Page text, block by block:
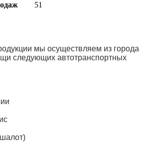
51
мы осуществляем из города
следующих автотранспортных